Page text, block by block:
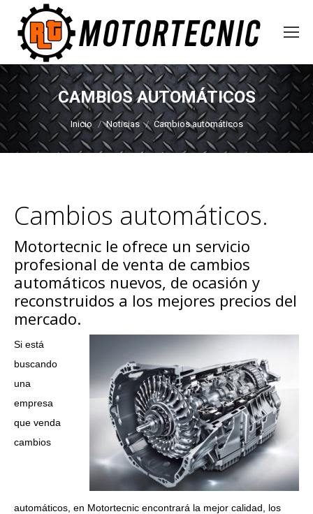
CAMBIOS AUTOMÁTICOS
Estás aquí:
Inicio Noticias Cambios automáticos
Cambios automáticos.
Motortecnic le ofrece un servicio
profesional de venta de cambios
automáticos nuevos, de ocasión y
reconstruidos a los mejores precios del
mercado.
Si está
buscando
una
empresa
que venda
cambios
automáticos, en Motortecnic encontrará la mejor calidad, los